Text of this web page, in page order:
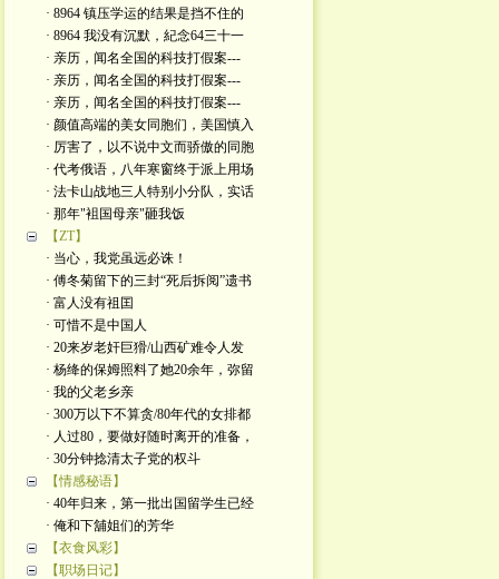
· 8964 镇压学运的结果是挡不住的
· 8964 我没有沉默，紀念64三十一
· 亲历，闻名全国的科技打假案---
· 亲历，闻名全国的科技打假案---
· 亲历，闻名全国的科技打假案---
· 颜值高端的美女同胞们，美国慎入
· 厉害了，以不说中文而骄傲的同胞
· 代考俄语，八年寒窗终于派上用场
· 法卡山战地三人特别小分队，实话
· 那年"袓国母亲"砸我饭
【ZT】
· 当心，我党虽远必诛！
· 傅冬菊留下的三封“死后拆阅”遗书
· 富人没有祖囯
· 可惜不是中国人
· 20来岁老奸巨猾/山西矿难令人发
· 杨绛的保姆照料了她20余年，弥留
· 我的父老乡亲
· 300万以下不算贪/80年代的女排都
· 人过80，要做好随时离开的准备，
· 30分钟捻清太子党的权斗
【情感秘语】
· 40年归来，第一批出国留学生已经
· 俺和下舖姐们的芳华
【衣食风彩】
【职场日记】